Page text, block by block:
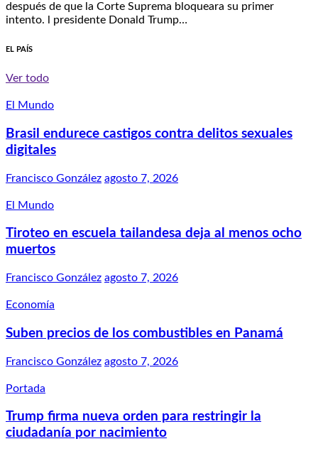
después de que la Corte Suprema bloqueara su primer
intento. l presidente Donald Trump…
EL PAÍS
Ver todo
El Mundo
Brasil endurece castigos contra delitos sexuales
digitales
Francisco González agosto 7, 2026
El Mundo
Tiroteo en escuela tailandesa deja al menos ocho
muertos
Francisco González agosto 7, 2026
Economía
Suben precios de los combustibles en Panamá
Francisco González agosto 7, 2026
Portada
Trump firma nueva orden para restringir la
ciudadanía por nacimiento